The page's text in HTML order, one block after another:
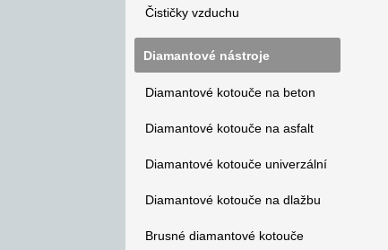
Čističky vzduchu
Diamantové nástroje
Diamantové kotouče na beton
Diamantové kotouče na asfalt
Diamantové kotouče univerzální
Diamantové kotouče na dlažbu
Brusné diamantové kotouče